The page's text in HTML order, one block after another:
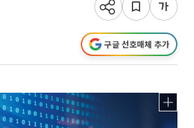
구글 선호매체 추가